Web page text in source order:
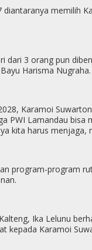
memilih
3 orang pun
Harisma
Karamoi
PWI Lamandau
kita harus menjaga,
program-program
Ika Lelunu
kepada Karamoi